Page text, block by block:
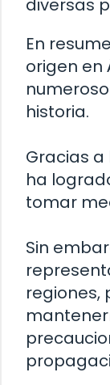
diversas
En
origen en
historia.
Gracias a
ha
tomar
Sin
regiones,